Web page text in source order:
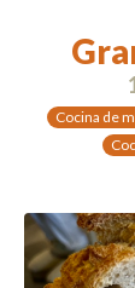
Cocina de